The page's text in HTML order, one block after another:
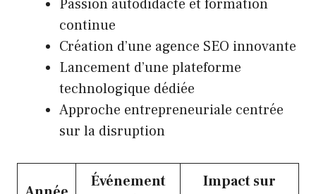
Passion autodidacte et formation
continue
Création d’une agence SEO innovante
Lancement d’une plateforme
technologique dédiée
Approche entrepreneuriale centrée
sur la disruption
Événement
Impact sur